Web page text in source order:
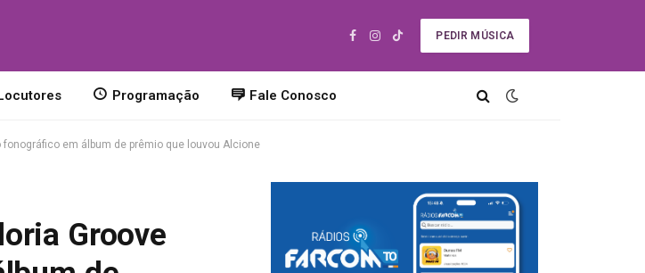
Facebook
Instagram
TikTok
PEDIR MÚSICA
Programação Fale Conosco
em álbum de prêmio que louvou Alcione
Groove